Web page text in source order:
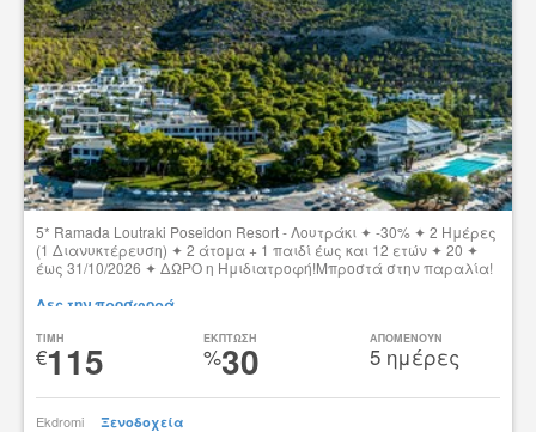
5* Ramada Loutraki Poseidon Resort - Λουτράκι ✦ -30% ✦ 2 Ημέρες
(1 Διανυκτέρευση) ✦ 2 άτομα + 1 παιδί έως και 12 ετών ✦ 20 ✦
έως 31/10/2026 ✦ ΔΩΡΟ η Ημιδιατροφή!Μπροστά στην παραλία!
Δες την προσφορά
TIMH
€115 ΕΚΠΤΩΣΗ
%30 ΑΠΟΜΕΝΟΥΝ
5 ημέρες
Ekdromi Ξενοδοχεία